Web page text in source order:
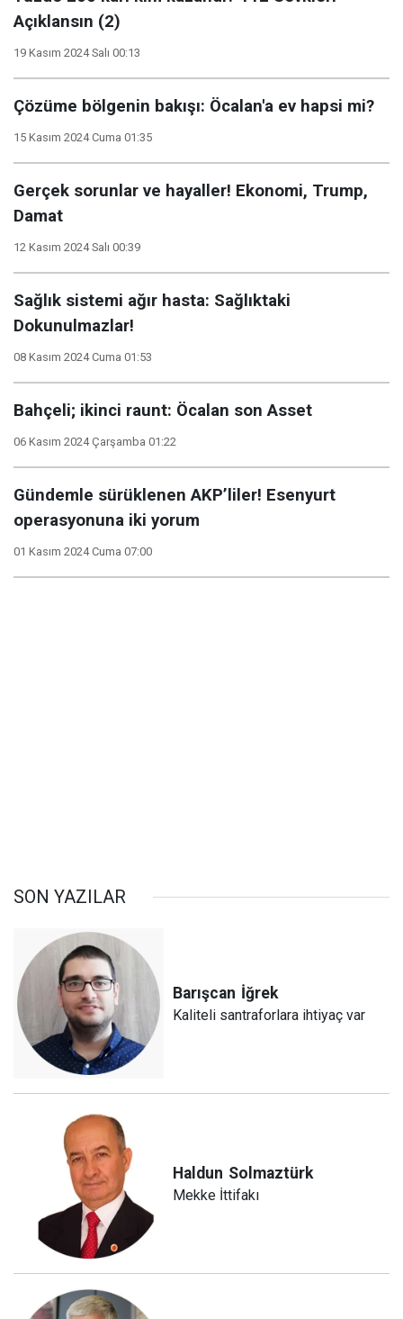
Açıklansın (2)
19 Kasım 2024 Salı 00:13
Çözüme bölgenin bakışı: Öcalan'a ev hapsi mi?
15 Kasım 2024 Cuma 01:35
Gerçek sorunlar ve hayaller! Ekonomi, Trump,
Damat
12 Kasım 2024 Salı 00:39
Sağlık sistemi ağır hasta: Sağlıktaki
Dokunulmazlar!
08 Kasım 2024 Cuma 01:53
Bahçeli; ikinci raunt: Öcalan son Asset
06 Kasım 2024 Çarşamba 01:22
Gündemle sürüklenen AKP’liler! Esenyurt
operasyonuna iki yorum
01 Kasım 2024 Cuma 07:00
SON YAZILAR
Barışcan İğrek
Kaliteli santraforlara ihtiyaç var
Haldun Solmaztürk
Mekke İttifakı